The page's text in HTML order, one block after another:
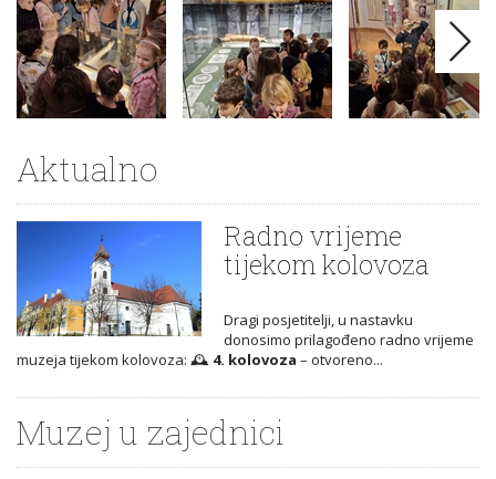
Aktualno
Radno vrijeme
tijekom kolovoza
Dragi posjetitelji, u nastavku
donosimo prilagođeno radno vrijeme
muzeja tijekom kolovoza: 🕰️ 4. kolovoza – otvoreno...
Muzej u zajednici